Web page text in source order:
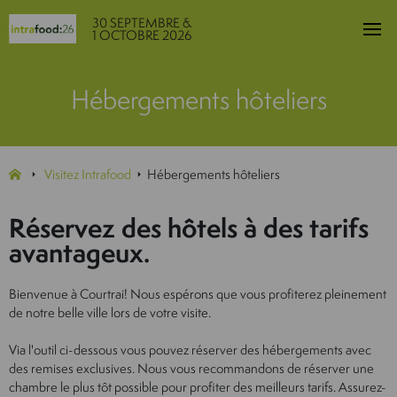
30 SEPTEMBRE &
1 OCTOBRE 2026
Hébergements hôteliers
Visitez Intrafood Hébergements hôteliers
Réservez des hôtels à des tarifs
avantageux.
Bienvenue à Courtrai! Nous espérons que vous profiterez pleinement
de notre belle ville lors de votre visite.
Via l'outil ci-dessous vous pouvez réserver des hébergements avec
des remises exclusives. Nous vous recommandons de réserver une
chambre le plus tôt possible pour profiter des meilleurs tarifs. Assurez-